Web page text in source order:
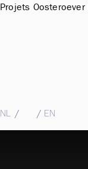
Projets Oosteroever
NL / / EN